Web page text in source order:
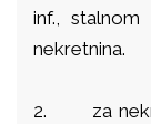
inf.,
nekretnina.
2. za